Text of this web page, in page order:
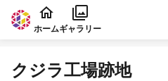
本文に飛ぶ
ホームギャラリー
クジラ工場跡地